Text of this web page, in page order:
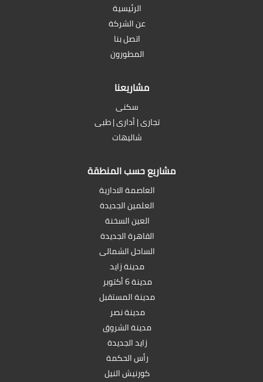
الرئيسية
عن الشركة
اتصل بنا
المطورون
مشاريعنا
سكنى
تجارى | أدارى | طبى
شاليهات
مشاريع حسب المنطقة
العاصمة الادارية
العلمين الجديدة
العين السخنة
القاهرة الجديدة
الساحل الشمالى
مدينة زايد
مدينة 6 أكتوبر
مدينة المستقبل
مدينة نصر
مدينة الشروق
زايد الجديدة
رأس الحكمة
كورنيش النيل